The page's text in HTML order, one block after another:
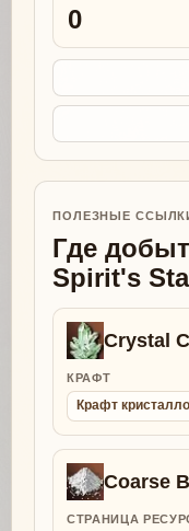
0
ПОЛЕЗНЫЕ
Где
Spirit's
Crystal C
КРАФТ
Крафт
Coarse
СТРАНИЦА